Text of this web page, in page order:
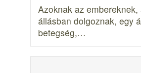
Azoknak az embereknek,
állásban dolgoznak, egy
betegség,…